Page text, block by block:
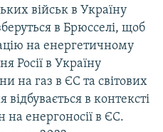
військ в Україну
в Брюсселі, щоб
на енергетичному
Росії в Україну
на газ в ЄС та світових
в контексті
на енергоносії в ЄС.